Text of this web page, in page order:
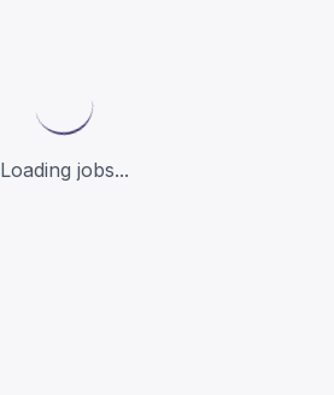
Loading jobs...